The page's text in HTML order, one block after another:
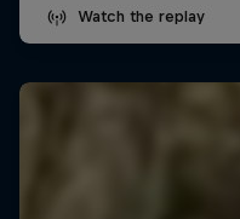
Watch the replay